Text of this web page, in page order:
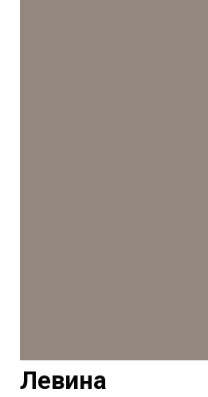
Левина